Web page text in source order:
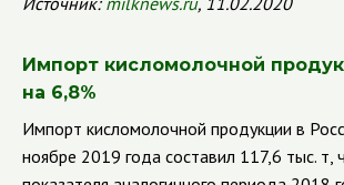
Импорт кисломолочной
на 6,8%
Импорт кисломолочной продукции в
ноябре 2019 года составил 117,6 тыс. т,